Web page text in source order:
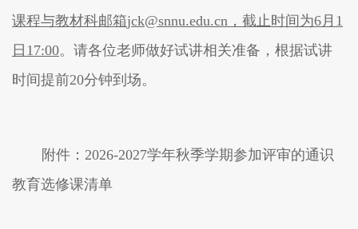
课程与教材科邮箱jck@snnu.edu.cn， 截止时间为6 月 1
日 17:00。请各位老师做好试讲相关准备，根据试讲
时间提前20分钟到场。
附件： 2026-2027学年秋季学期参加评审的通识
教育选修课清单